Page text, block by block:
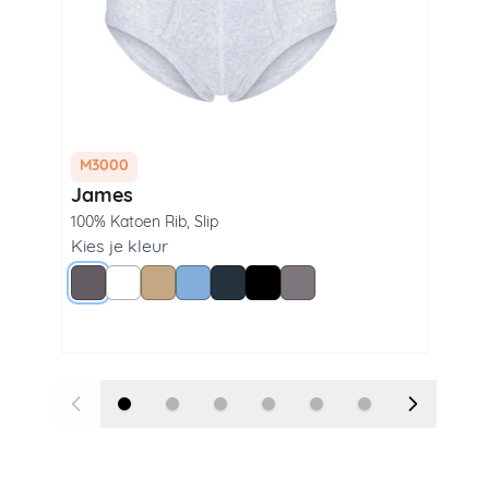
M3000
James
100% Katoen Rib, Slip
Kies je kleur